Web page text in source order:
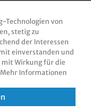
Technologien von
stetig zu
der Interessen
einverstanden und
Wirkung für die
Mehr Informationen